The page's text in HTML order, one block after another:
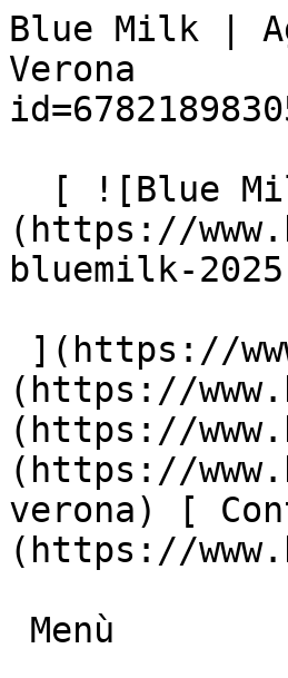
Blue Milk |
Verona
(https://
bluemilk-
(https://
(https://
(https://
verona) [
(https://